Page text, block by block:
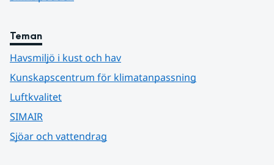
Teman
Havsmiljö i kust och hav
Kunskapscentrum för klimatanpassning
Luftkvalitet
SIMAIR
Sjöar och vattendrag